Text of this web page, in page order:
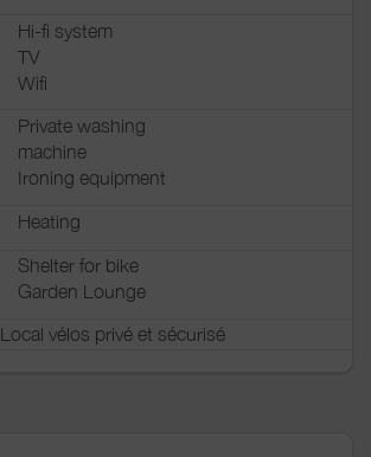
Hi-fi system
TV
Wifi
Private washing
machine
Ironing equipment
Heating
Shelter for bike
Garden Lounge
Local vélos privé et sécurisé